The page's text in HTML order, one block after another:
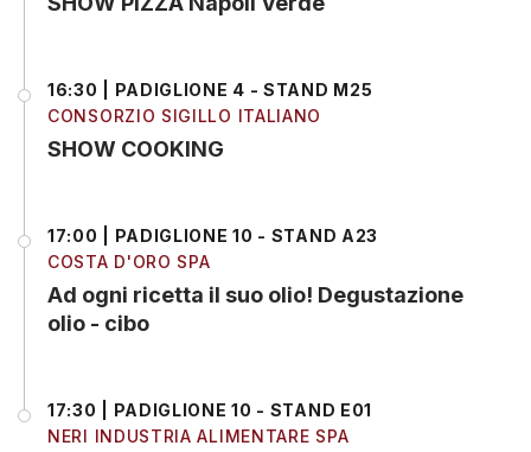
16:30 | PADIGLIONE 4 - STAND M25
CONSORZIO SIGILLO ITALIANO
SHOW COOKING
17:00 | PADIGLIONE 10 - STAND A23
COSTA D'ORO SPA
Ad ogni ricetta il suo olio! Degustazione
olio - cibo
17:30 | PADIGLIONE 10 - STAND E01
NERI INDUSTRIA ALIMENTARE SPA